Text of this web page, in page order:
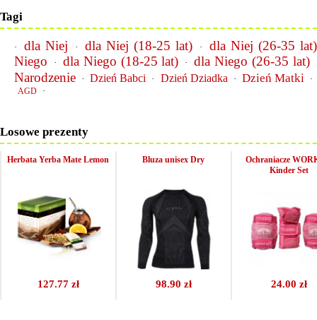
Tagi
· dla Niej · dla Niej (18-25 lat) ·
dla Niej (26-35 lat)
Niego
· dla Niego (18-25 lat) · dla Niego (26-35 lat)
Narodzenie · Dzień Babci · Dzień Dziadka · Dzień Matki ·
AGD ·
Losowe prezenty
127.77 zł
Herbata Yerba Mate Lemon
98.90 zł
Bluza unisex Dry
24.00 zł
Ochraniacze
Kinder Set